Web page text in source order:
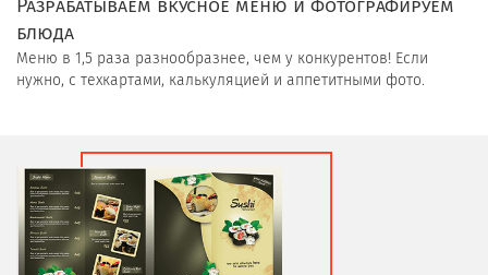
Разрабатываем вкусное меню и фотографируем
блюда
Меню в 1,5 раза разнообразнее, чем у конкурентов! Если
нужно, с техкартами, калькуляцией и аппетитными фото.